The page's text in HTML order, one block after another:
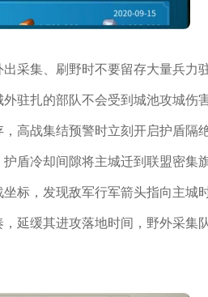
采集、刷野时不要留存大量兵力
驻扎的部队不会受到城池攻城伤
高战集结预警时立刻开启护盾隔
盾冷却间隙将主城迁到联盟密集
标，发现敌军行军箭头指向主城
延缓其进攻落地时间，野外采集